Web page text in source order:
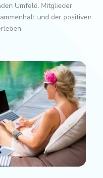
Umfeld. Mitglieder
und der positiven